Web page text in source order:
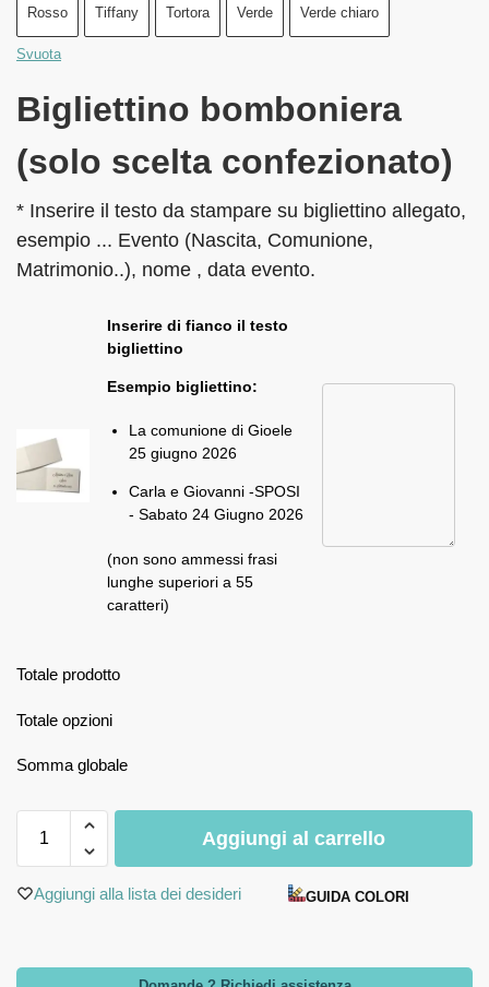
Rosso Tiffany Tortora Verde Verde chiaro
Svuota
Bigliettino bomboniera
(solo scelta confezionato)
* Inserire il testo da stampare su bigliettino allegato,
esempio ... Evento (Nascita, Comunione,
Matrimonio..), nome , data evento.
Inserire di fianco il testo
bigliettino
Esempio bigliettino:
La comunione di Gioele
25 giugno 2026
Carla e Giovanni -SPOSI
- Sabato 24 Giugno 2026
(non sono ammessi frasi
lunghe superiori a 55
caratteri)
Totale prodotto
Totale opzioni
Somma globale
Aggiungi al carrello
Aggiungi alla lista dei desideri GUIDA COLORI